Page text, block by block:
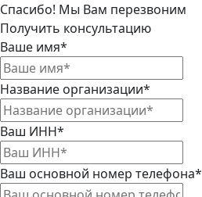
Спасибо! Мы Вам перезвоним
Получить консультацию
Ваше имя*
Название организации*
Ваш ИНН*
Ваш основной номер телефона*